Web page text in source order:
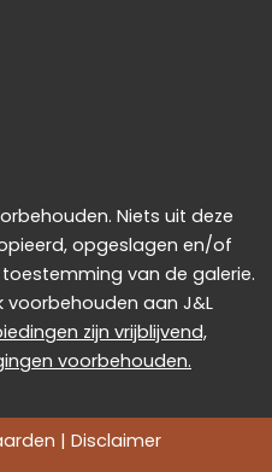
Niets uit deze
opgeslagen en/of
van de galerie.
voorbehouden aan J&L
zijn vrijblijvend,
voorbehouden.
| Disclaimer